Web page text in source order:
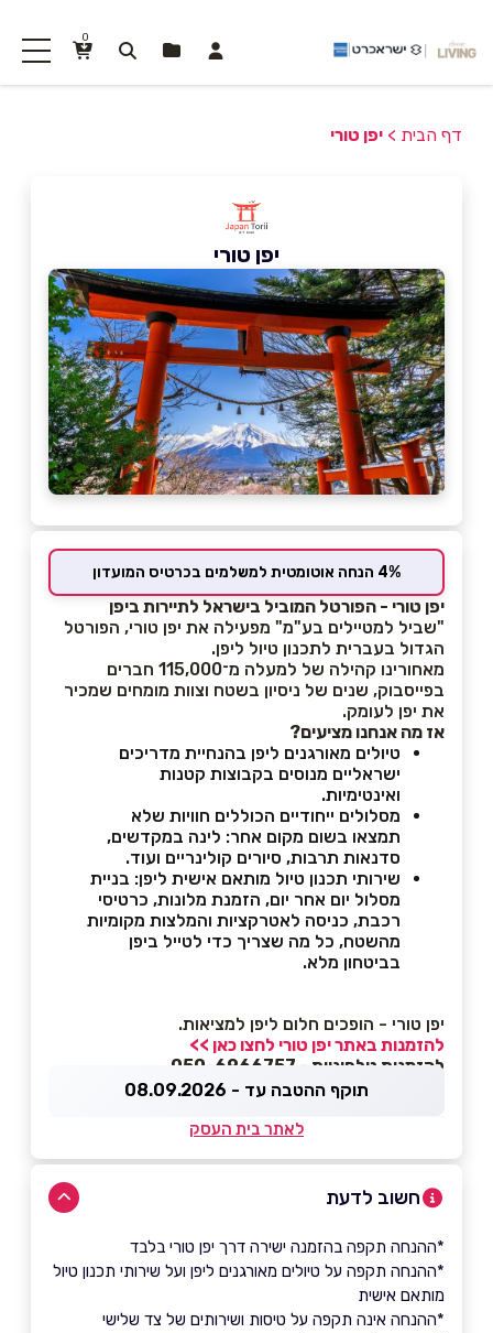
0
דף הבית > יפן טורי
יפן טורי
4% הנחה אוטומטית למשלמים בכרטיס המועדון
יפן טורי - הפורטל המוביל בישראל לתיירות ביפן
"שביל למטיילים בע"מ" מפעילה את יפן טורי, הפורטל
הגדול בעברית לתכנון טיול ליפן.
מאחורינו קהילה של למעלה מ־115,000 חברים
בפייסבוק, שנים של ניסיון בשטח וצוות מומחים שמכיר
את יפן לעומק.
אז מה אנחנו מציעים?
טיולים מאורגנים ליפן בהנחיית מדריכים
ישראליים מנוסים בקבוצות קטנות
ואינטימיות.
מסלולים ייחודיים הכוללים חוויות שלא
תמצאו בשום מקום אחר: לינה במקדשים,
סדנאות תרבות, סיורים קולינריים ועוד.
שירותי תכנון טיול מותאם אישית ליפן: בניית
מסלול יום אחר יום, הזמנת מלונות, כרטיסי
רכבת, כניסה לאטרקציות והמלצות מקומיות
מהשטח, כל מה שצריך כדי לטייל ביפן
בביטחון מלא.
יפן טורי - הופכים חלום ליפן למציאות.
להזמנות באתר יפן טורי לחצו כאן >>
להזמנות טלפוניות - 050-6966757
תוקף ההטבה עד - 08.09.2026
לאתר בית העסק
חשוב לדעת
*ההנחה תקפה בהזמנה ישירה דרך יפן טורי בלבד
*ההנחה תקפה על טיולים מאורגנים ליפן ועל שירותי תכנון טיול
מותאם אישית
*ההנחה אינה תקפה על טיסות ושירותים של צד שלישי